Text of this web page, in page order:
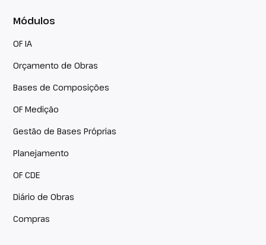
Módulos
OF IA
Orçamento de Obras
Bases de Composições
OF Medição
Gestão de Bases Próprias
Planejamento
OF CDE
Diário de Obras
Compras